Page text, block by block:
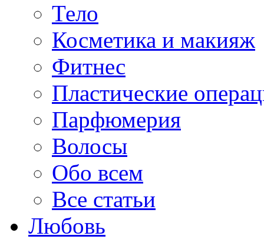
Тело
Косметика и макияж
Фитнес
Пластические
Парфюмерия
Волосы
Обо всем
Все статьи
Любовь